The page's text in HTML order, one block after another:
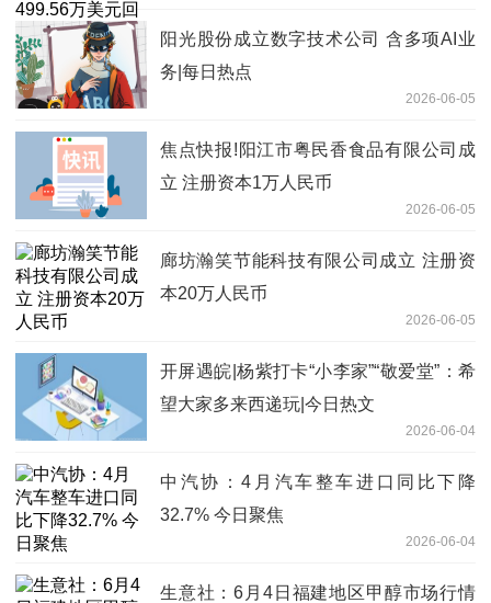
阳光股份成立数字技术公司 含多项AI业
务|每日热点
2026-06-05
焦点快报!阳江市粤民香食品有限公司成
立 注册资本1万人民币
2026-06-05
廊坊瀚笑节能科技有限公司成立 注册资
本20万人民币
2026-06-05
开屏遇皖|杨紫打卡“小李家”“敬爱堂”：希
望大家多来西递玩|今日热文
2026-06-04
中汽协：4月汽车整车进口同比下降
32.7% 今日聚焦
2026-06-04
生意社：6月4日福建地区甲醇市场行情